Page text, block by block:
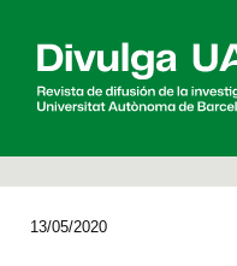
13/05/2020